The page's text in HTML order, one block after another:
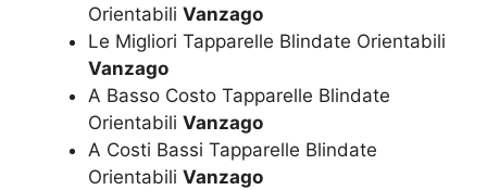
Orientabili Vanzago
Le Migliori Tapparelle Blindate Orientabili
Vanzago
A Basso Costo Tapparelle Blindate
Orientabili Vanzago
A Costi Bassi Tapparelle Blindate
Orientabili Vanzago